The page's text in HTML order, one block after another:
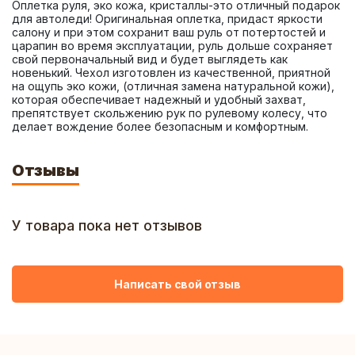
Оплетка руля, эко кожа, кристаллы-это отличный подарок
для автоледи! Оригинальная оплетка, придаст яркости
салону и при этом сохранит ваш руль от потертостей и
царапин во время эксплуатации, руль дольше сохраняет
свой первоначальный вид и будет выглядеть как
новенький. Чехол изготовлен из качественной, приятной
на ощупь эко кожи, (отличная замена натуральной кожи),
которая обеспечивает надежный и удобный захват,
препятствует скольжению рук по рулевому колесу, что
делает вождение более безопасным и комфортным.
Отзывы
У товара пока нет отзывов
Написать свой отзыв